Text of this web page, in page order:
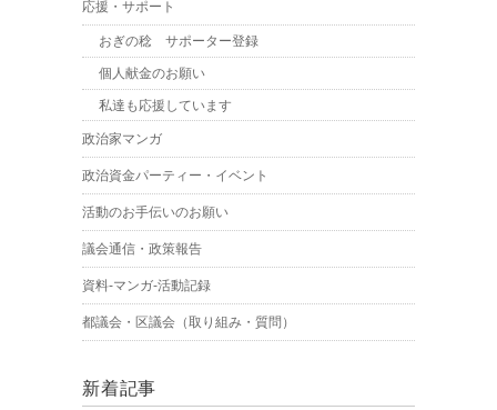
応援・サポート
おぎの稔 サポーター登録
個人献金のお願い
私達も応援しています
政治家マンガ
政治資金パーティー・イベント
活動のお手伝いのお願い
議会通信・政策報告
資料-マンガ-活動記録
都議会・区議会（取り組み・質問）
新着記事